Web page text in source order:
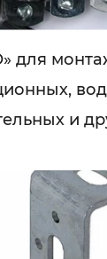
для
и